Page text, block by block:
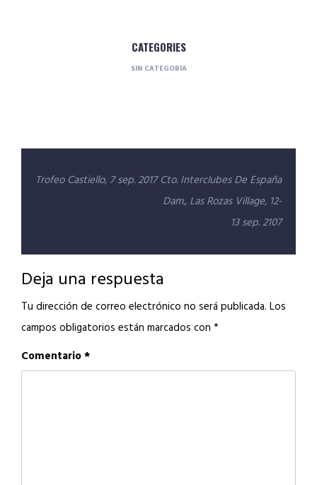
CATEGORIES
SIN CATEGORÍA
Navegación
Trofeo Castiello, 7 sep. 2017 Cto. Interclubes De España
Dam., Las Rozas Village, 12-
13 sep. 2107
Deja una respuesta
Tu dirección de correo electrónico no será publicada. Los
campos obligatorios están marcados con *
Comentario*